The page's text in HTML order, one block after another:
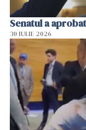
Senatul a
30 IULIE 2026